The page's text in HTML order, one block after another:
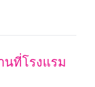
นที่โรงแรม